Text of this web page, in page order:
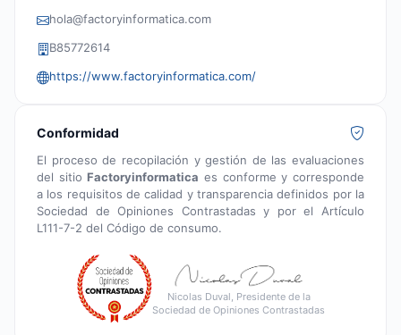
hola@factoryinformatica.com
B85772614
https://www.factoryinformatica.com/
Conformidad
El proceso de recopilación y gestión de las evaluaciones
del sitioFactoryinformatica es conforme y corresponde
a los requisitos de calidad y transparencia definidos por la
Sociedad de Opiniones Contrastadas y por el Artículo
L111-7-2 del Código de consumo.
Nicolas Duval, Presidente de la
Sociedad de Opiniones Contrastadas